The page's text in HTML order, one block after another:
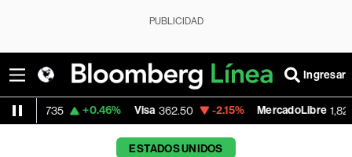
PUBLICIDAD
Ingresar
+0.46% Visa 362.50 -2.15% MercadoLibre 1,821.795 -
ESTADOS UNIDOS